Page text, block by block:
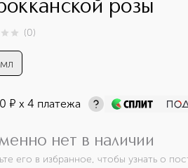
розы
(0)
¤ х 4 платежа
нет в наличии
его в избранное, чтобы узнать о